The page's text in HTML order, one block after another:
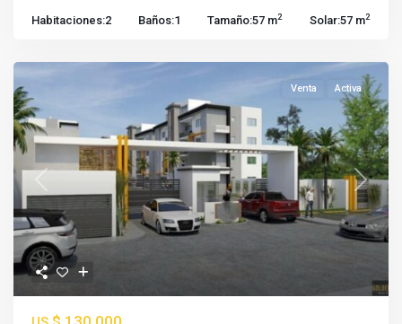
Habitaciones:2 Baños:1 Tamaño:57 m2 Solar:57 m2
Previous Next
Venta Activa